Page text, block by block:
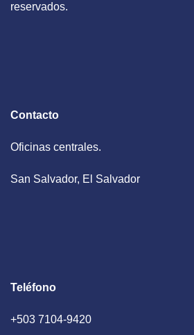
reservados.
Contacto
Oficinas centrales.
San Salvador, El Salvador
Teléfono
+503 7104-9420